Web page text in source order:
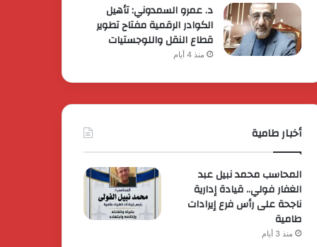
د. عمرو السمدوني: تأهيل
الكوادر الرقمية مفتاح تطوير
قطاع النقل واللوجستيات
منذ 4 أيام
أخبار طامية
المحاسب محمد نبيل عبد
الغفار فولي.. قيادة إدارية
ناجحة على رأس فرع إيرادات
طامية
منذ 3 أيام